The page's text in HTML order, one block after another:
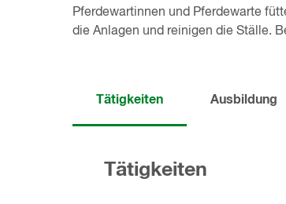
Pferdewartinnen und Pferdewarte
die Anlagen und reinigen die Ställe.
Tätigkeiten Ausbildung
Tätigkeiten